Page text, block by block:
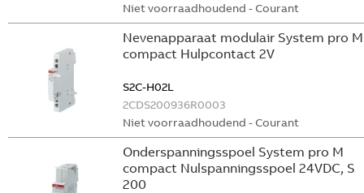
Niet voorraadhoudend - Courant
Nevenapparaat modulair System pro M
compact Hulpcontact 2V
S2C-H02L
2CDS200936R0003
Niet voorraadhoudend - Courant
Onderspanningsspoel System pro M
compact Nulspanningsspoel 24VDC, S
200